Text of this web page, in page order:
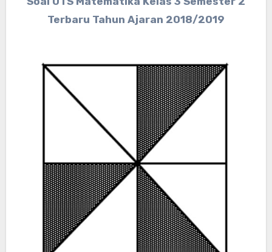
Terbaru Tahun Ajaran 2018/2019